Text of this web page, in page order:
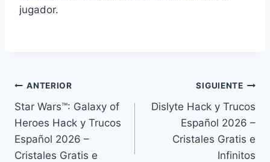
jugador.
Navegación
de
entradas
ANTERIOR
Star Wars™: Galaxy of
Heroes ⁣Hack y Trucos
Español 2026 –
Cristales Gratis e
SIGUIENTE
Dislyte ⁣Hack y Trucos
Español 2026 –
Cristales Gratis e
Infinitos